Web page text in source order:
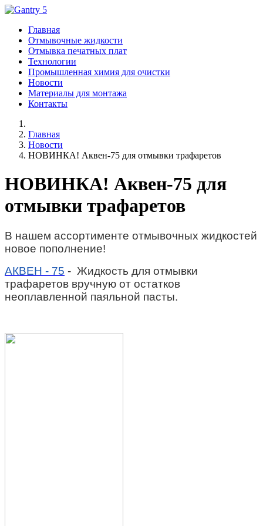
Главная
Отмывочные жидкости
Отмывка печатных плат
Технологии
Промышленная химия для очистки
Новости
Материалы для монтажа
Контакты
Главная
Новости
НОВИНКА! Аквен-75 для отмывки трафаретов
НОВИНКА! Аквен-75 для
отмывки трафаретов
В нашем ассортименте отмывочных жидкостей
новое пополнение!
АКВЕН - 75 - Жидкость для отмывки
трафаретов вручную от остатков
неоплавленной паяльной пасты.